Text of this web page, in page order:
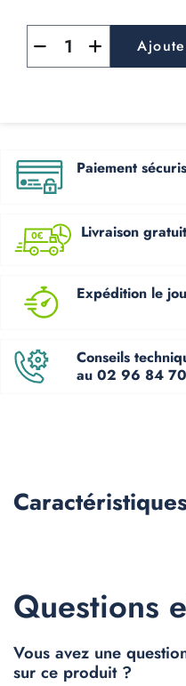
Paiement
Livraison
Expédition le
Conseils
au 02 96 84
Questions
Vous avez une
sur ce produit ?